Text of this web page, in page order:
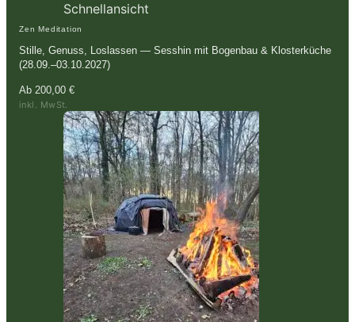
Schnellansicht
Zen Meditation
Stille, Genuss, Loslassen — Sesshin mit Bogenbau & Klosterküche
(28.09.–03.10.2027)
Ab 200,00 €
inkl. MwSt.